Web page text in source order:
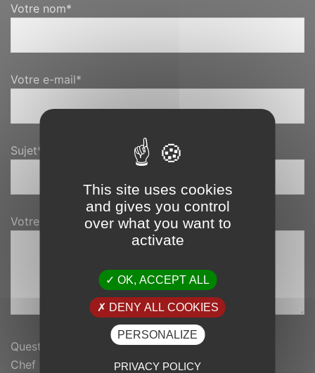
Votre nom*
Votre e-mail*
Sujet*
Votre message*
Question de sécurité*
Chef lieu de la Réunion (Saint-?)
This site uses cookies
and gives you control
over what you want to
activate
OK, ACCEPT ALL
DENY ALL COOKIES
PERSONALIZE
PRIVACY POLICY